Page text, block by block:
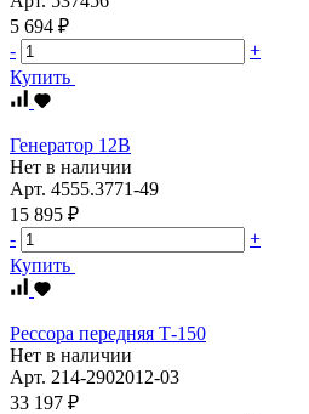
5 694 ₽
-
+
Купить
Генератор 12В
Нет в наличии
Арт. 4555.3771-49
15 895 ₽
-
+
Купить
Рессора передняя Т-150
Нет в наличии
Арт. 214-2902012-03
33 197 ₽